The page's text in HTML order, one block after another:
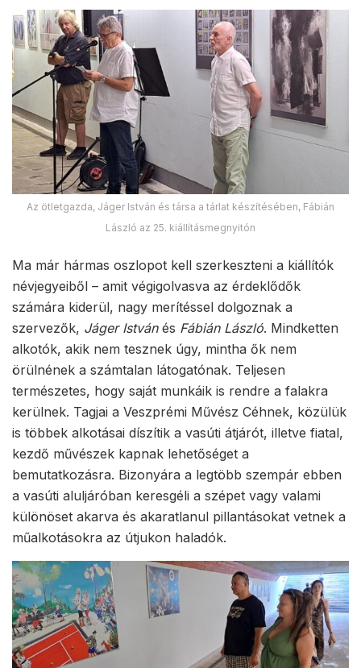
Az ötletgazda, Jáger István és társa a tárlat készítésében, Fábián
László az 25. kiállításmegnyitón
Ma már hármas oszlopot kell szerkeszteni a kiállítók
névjegyeiből – amit végigolvasva az érdeklődők
számára kiderül, nagy merítéssel dolgoznak a
szervezők, Jáger Istvánés Fábián László. Mindketten
alkotók, akik nem tesznek úgy, mintha ők nem
örülnének a számtalan látogatónak. Teljesen
természetes, hogy saját munkáik is rendre a falakra
kerülnek. Tagjai a Veszprémi Művész Céhnek, közülük
is többek alkotásai díszítik a vasúti átjárót, illetve fiatal,
kezdő művészek kapnak lehetőséget a
bemutatkozásra. Bizonyára a legtöbb szempár ebben
a vasúti aluljáróban keresgéli a szépet vagy valami
különöset akarva és akaratlanul pillantásokat vetnek a
műalkotásokra az útjukon haladók.